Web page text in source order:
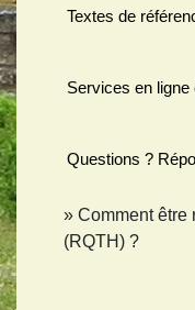
Textes de
Services en ligne
Questions ?
Comment être
(RQTH) ?